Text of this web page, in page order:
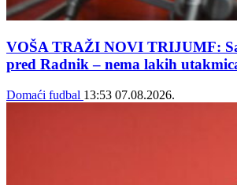
VOŠA TRAŽI NOVI TRIJUMF:
pred Radnik – nema lakih
Domaći fudbal 13:53 07.08.2026.